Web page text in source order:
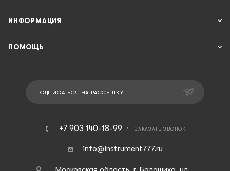
ИНФОРМАЦИЯ
ПОМОЩЬ
ПОДПИСАТЬСЯ НА РАССЫЛКУ
+7 903 140-18-99 ЗАКАЗАТЬ ЗВОНОК
info@instrument777.ru